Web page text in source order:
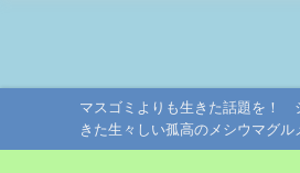
マスゴミよりも生きた話題を！
きた生々しい孤高のメシウマグ